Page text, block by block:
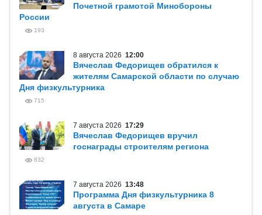
Почетной грамотой Минобороны
России
193
8 августа 2026 12:00
Вячеслав Федорищев обратился к
жителям Самарской области по случаю
Дня физкультурника
715
7 августа 2026 17:29
Вячеслав Федорищев вручил
госнаграды строителям региона
832
7 августа 2026 13:48
Программа Дня физкультурника 8
августа в Самаре